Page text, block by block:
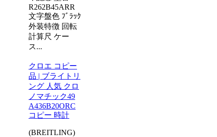
R262B45ARR
文字盤色 ﾌﾞﾗｯｸ
外装特徴 回転
計算尺 ケー
ス...
クロエ コピー
品 | ブライトリ
ング 人気 クロ
ノマチック49
A436B20ORC
コピー 時計
(BREITLING)